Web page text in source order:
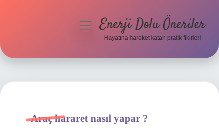
Hakkımızda
menüyüEnerji Dolu Öneriler
Hayatına hareket katan pratik fikirler!
Araç hararet nasıl yapar ?